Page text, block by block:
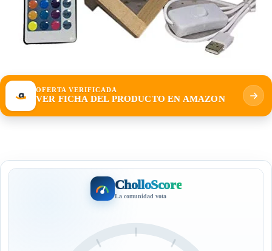
OFERTA VERIFICADA
VER FICHA DEL PRODUCTO EN AMAZON
CholloScore
La comunidad vota